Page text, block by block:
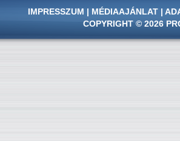
IMPRESSZUM | MÉDIAAJÁNLAT |
COPYRIGHT © 2026